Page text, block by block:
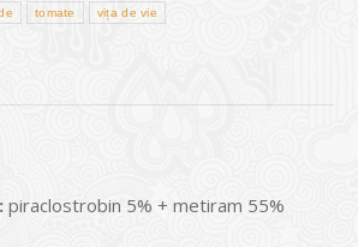
tomate vița de vie
: piraclostrobin 5% + metiram 55%